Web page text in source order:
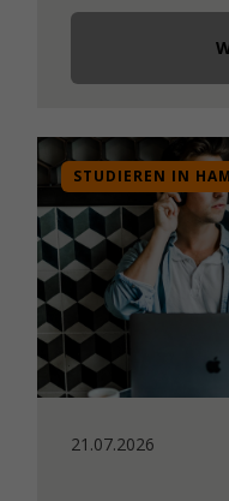
STUDIEREN IN
21.07.2026